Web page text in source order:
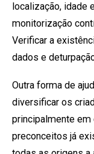
localização, idade
monitorização
Verificar a
dados e
Outra forma de
diversificar os
principalmente
preconceitos já